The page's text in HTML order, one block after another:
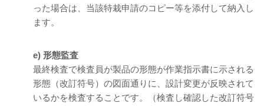
った場合は、当該特栽申請のコピー等を添付して納入し
ます。
e) 形態監査
最終検査で検査員が製品の形態が作業指示書に示される
形態（改訂符号）の図面通りに、設計変更が反映されて
いるかを検査することです。（検査し確認した改訂符号